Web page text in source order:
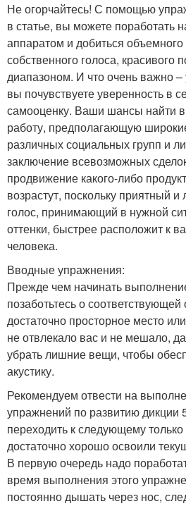
Не огорчайтесь! С помощью
в статье, вы можете поработать
аппаратом и добиться объемного
собственного голоса, красивого
диапазоном. И что очень важно
вы почувствуете уверенность в
самооценку. Ваши шансы найти
работу, предполагающую
различных социальных групп и
заключение всевозможных
продвижение какого-либо
возрастут, поскольку приятный
голос, принимающий в нужной
оттенки, быстрее расположит к
человека.
Вводные упражнения:
Прежде чем начинать
позаботьтесь о
достаточно просторное место
не отвлекало вас и не мешало,
убрать лишние вещи, чтобы
акустику.
Рекомендуем отвести на
упражнений по развитию дикции
переходить к следующему только
достаточно хорошо освоили
В первую очередь надо
время выполнения этого
постоянно дышать через нос,